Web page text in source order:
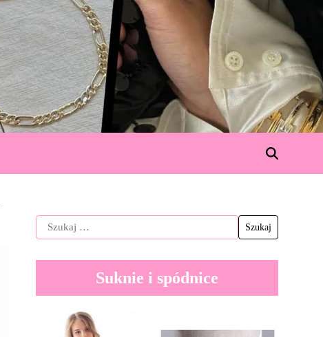
Suknie i spódnice